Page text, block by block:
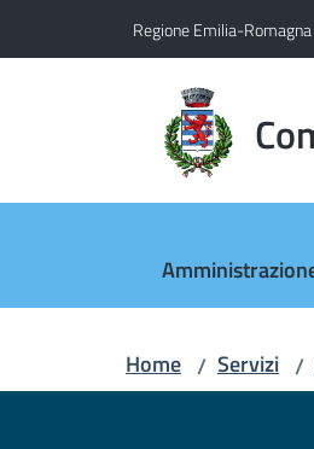
Regione Emilia-Romagna
Home / Servizi /